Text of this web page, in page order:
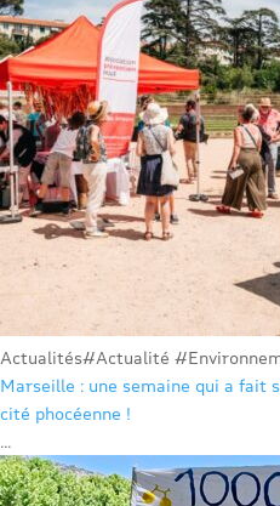
Actualités#Actualité
Marseille : une semaine qui a fait
cité phocéenne !
...